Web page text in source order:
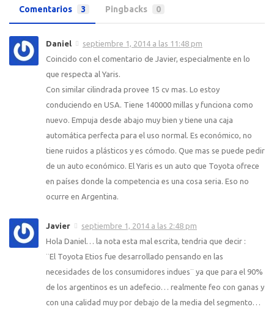
Comentarios 3 Pingbacks 0
Daniel
septiembre 1, 2014 a las 11:48 pm
Coincido con el comentario de Javier, especialmente en lo
que respecta al Yaris.
Con similar cilindrada provee 15 cv mas. Lo estoy
conduciendo en USA. Tiene 140000 millas y funciona como
nuevo. Empuja desde abajo muy bien y tiene una caja
automática perfecta para el uso normal. Es económico, no
tiene ruidos a plásticos y es cómodo. Que mas se puede pedir
de un auto económico. El Yaris es un auto que Toyota ofrece
en países donde la competencia es una cosa seria. Eso no
ocurre en Argentina.
Javier
septiembre 1, 2014 a las 2:48 pm
Hola Daniel… la nota esta mal escrita, tendria que decir :
¨El Toyota Etios fue desarrollado pensando en las
necesidades de los consumidores indues¨ ya que para el 90%
de los argentinos es un adefecio… realmente feo con ganas y
con una calidad muy por debajo de la media del segmento…